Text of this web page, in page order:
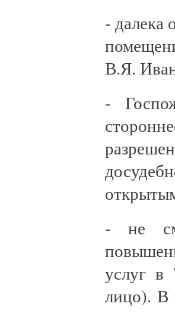
- далека
В.Я.
-
- не
услуг в
лицо). В